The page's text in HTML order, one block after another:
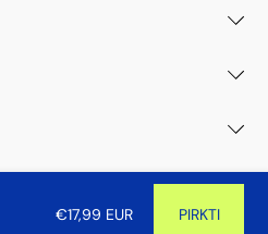
€17,99 EUR PIRKTI